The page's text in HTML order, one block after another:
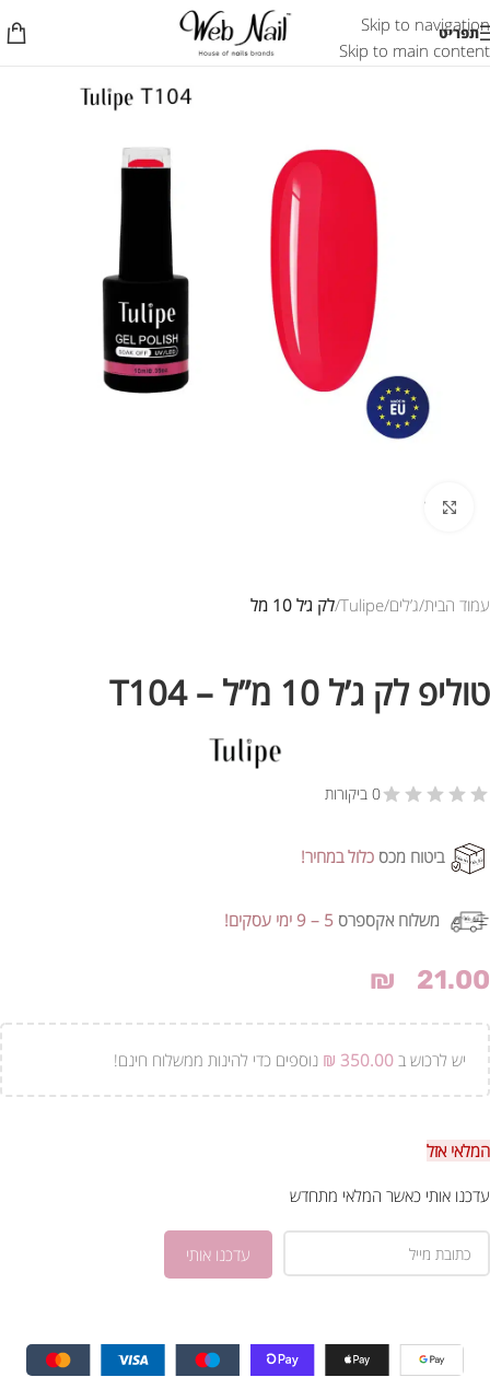
Skip to navigation
Skip to main content
תפריט
אזל המלאי
לחץ להגדלת התמונה
עמוד הבית ג’לים Tulipe לק ג׳ל 10 מל
טוליפ לק ג’ל 10 מ”ל – T104
0 ביקורות
ביטוח מכס כלול במחיר!
משלוח אקספרס 5 – 9 ימי עסקים!
₪ 21.00
יש לרכוש ב ₪ 350.00 נוספים כדי להינות ממשלוח חינם!
המלאי אזל
עדכנו אותי כאשר המלאי מתחדש